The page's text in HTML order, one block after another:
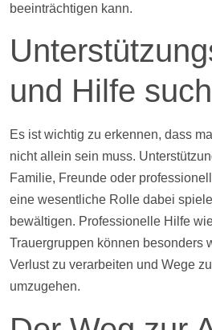
beeinträchtigen kann.
und Hilfe
Es ist wichtig zu erkennen, dass
nicht allein sein muss.
Familie, Freunde oder
eine wesentliche Rolle dabei
bewältigen. Professionelle Hilfe
Trauergruppen können besonders
Verlust zu verarbeiten und Wege
umzugehen.